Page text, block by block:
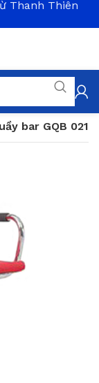
bar GQB 021
Thanh Thiên